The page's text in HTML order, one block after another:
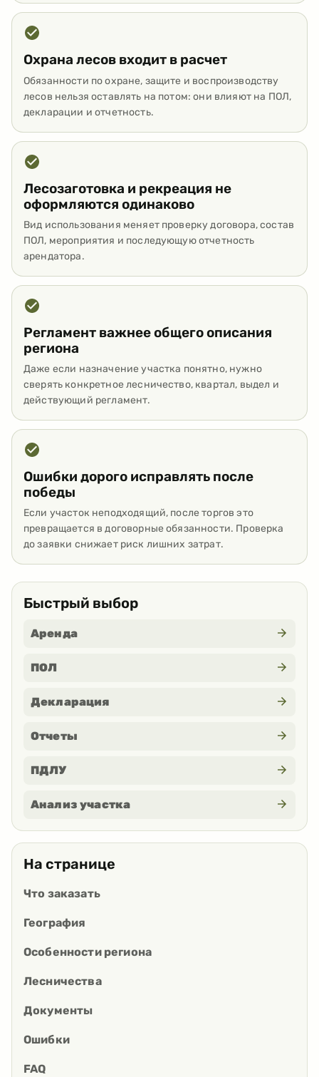
Охрана лесов входит в расчет
Обязанности по охране, защите и воспроизводству
лесов нельзя оставлять на потом: они влияют на ПОЛ,
декларации и отчетность.
Лесозаготовка и рекреация не
оформляются одинаково
Вид использования меняет проверку договора, состав
ПОЛ, мероприятия и последующую отчетность
арендатора.
Регламент важнее общего описания
региона
Даже если назначение участка понятно, нужно
сверять конкретное лесничество, квартал, выдел и
действующий регламент.
Ошибки дорого исправлять после
победы
Если участок неподходящий, после торгов это
превращается в договорные обязанности. Проверка
до заявки снижает риск лишних затрат.
Быстрый выбор
Аренда
ПОЛ
Декларация
Отчеты
ПДЛУ
Анализ участка
На странице
Что заказать
География
Особенности региона
Лесничества
Документы
Ошибки
FAQ